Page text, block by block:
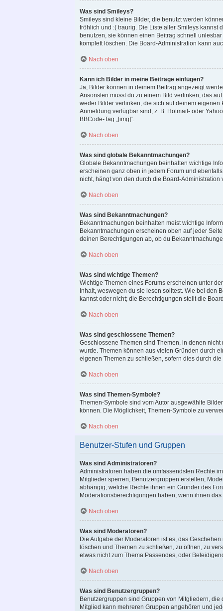
Was sind Smileys?
Smileys sind kleine Bilder, die benutzt werden
fröhlich und :( traurig. Die Liste aller Smileys kannst
benutzen, sie können einen Beitrag schnell
komplett löschen. Die Board-Administration kann
Nach oben
Kann ich Bilder in meine Beiträge einfügen?
Ja, Bilder können in deinem Beitrag angezeigt
Ansonsten musst du zu einem Bild verlinken, das
weder Bilder verlinken, die sich auf deinem
Anmeldung verfügbar sind, z. B. Hotmail- oder
BBCode-Tag „[img]“.
Nach oben
Was sind globale Bekanntmachungen?
Globale Bekanntmachungen beinhalten wichtige
erscheinen ganz oben in jedem Forum und
nicht, hängt von den durch die Board-
Nach oben
Was sind Bekanntmachungen?
Bekanntmachungen beinhalten meist wichtige
Bekanntmachungen erscheinen oben auf jeder
deinen Berechtigungen ab, ob du
Nach oben
Was sind wichtige Themen?
Wichtige Themen eines Forums erscheinen unter
Inhalt, weswegen du sie lesen solltest. Wie bei den
kannst oder nicht; die Berechtigungen stellt die
Nach oben
Was sind geschlossene Themen?
Geschlossene Themen sind Themen, in denen
wurde. Themen können aus vielen Gründen durch
eigenen Themen zu schließen, sofern dies durch
Nach oben
Was sind Themen-Symbole?
Themen-Symbole sind vom Autor ausgewählte
können. Die Möglichkeit, Themen-Symbole zu
Nach oben
Benutzer-Stufen und Gruppen
Was sind Administratoren?
Administratoren haben die umfassendsten Rechte
Mitglieder sperren, Benutzergruppen erstellen,
abhängig, welche Rechte ihnen ein Gründer des
Moderationsberechtigungen haben, wenn ihnen
Nach oben
Was sind Moderatoren?
Die Aufgabe der Moderatoren ist es, das
löschen und Themen zu schließen, zu öffnen, zu
etwas nicht zum Thema Passendes, oder
Nach oben
Was sind Benutzergruppen?
Benutzergruppen sind Gruppen von Mitgliedern,
Mitglied kann mehreren Gruppen angehören und